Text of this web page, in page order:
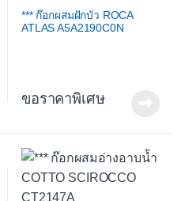
*** ก๊อกผสมฝักบัว ROCA
ATLAS A5A2190C0N
ขอราคาพิเศษ